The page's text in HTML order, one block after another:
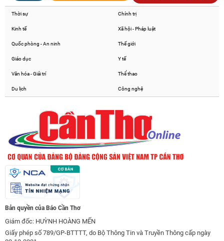
Thời sự Chính trị
Kinh tế Xã hội - Pháp luật
Quốc phòng - An ninh Thế giới
Giáo dục Y tế
Văn hóa - Giải trí Thể thao
Du lịch Công nghệ
Bản quyền của Báo Cần Thơ
Giám đốc: HUỲNH HOÀNG MẾN
Giấy phép số 789/GP-BTTTT, do Bộ Thông Tin và Truyền Thông cấp ngày